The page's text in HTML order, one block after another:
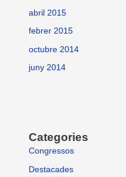
abril 2015
febrer 2015
octubre 2014
juny 2014
Categories
Congressos
Destacades